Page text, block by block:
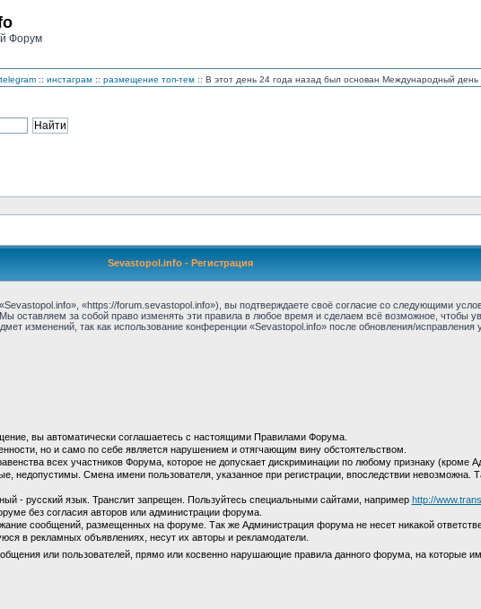
Форум
:: инстаграм :: размещение топ-тем :: В этот день 24 года назад был основан Международный день
Sevastopol.info - Регистрация
«https://forum.sevastopol.info»), вы подтверждаете своё согласие со следующими
оставляем за собой право изменять эти правила в любое время и сделаем всё возможное, чтобы
изменений, так как использование конференции «Sevastopol.info» после обновления/исправления
вы автоматически соглашаетесь с настоящими Правилами Форума.
но и само по себе является нарушением и отягчающим вину обстоятельством.
всех участников Форума, которое не допускает дискриминации по любому признаку (кроме
недопустимы. Смена имени пользователя, указанное при регистрации, впоследствии невозможна.
- русский язык. Транслит запрещен. Пользуйтесь специальными сайтами, например http://
без согласия авторов или администрации форума.
сообщений, размещенных на форуме. Так же Администрация форума не несет никакой
в рекламных объявлениях, несут их авторы и рекламодатели.
или пользователей, прямо или косвенно нарушающие правила данного форума, на которые